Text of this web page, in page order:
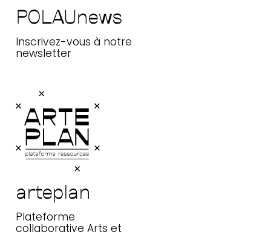
POLAUnews
Inscrivez-vous à notre
newsletter
arteplan
Plateforme
collaborative Arts et
arteplan
Plateforme collaborative Arts et
aménagement des territoires